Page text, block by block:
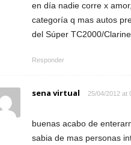
en día nadie corre x
categoría q mas autos
del Súper TC2000/
Responder
sena virtual 25/04/2012 at
buenas acabo de
sabia de mas personas